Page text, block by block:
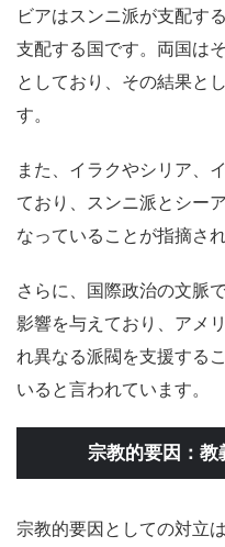
ビアはスンニ派が支配す
支配する国です。両国は
としており、その結果と
す。
また、イラクやシリア、
ており、スンニ派とシー
なっていることが指摘さ
さらに、国際政治の文脈
影響を与えており、アメ
れ異なる派閥を支援する
いると言われています。
宗教的要因：教
宗教的要因としての対立